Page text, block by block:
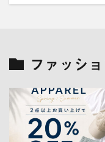
ファッシ